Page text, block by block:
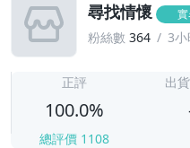
尋找情懷
粉絲數 364 3小
正評
100.0%
總評價 1108
出